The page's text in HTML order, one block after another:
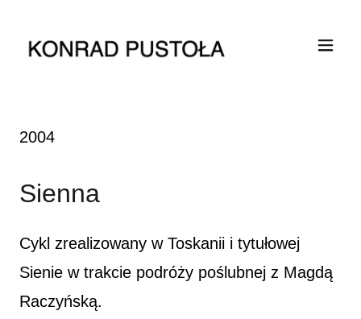
2004
Sienna
Cykl zrealizowany w Toskanii i tytułowej
Sienie w trakcie podróży poślubnej z Magdą
Raczyńską.